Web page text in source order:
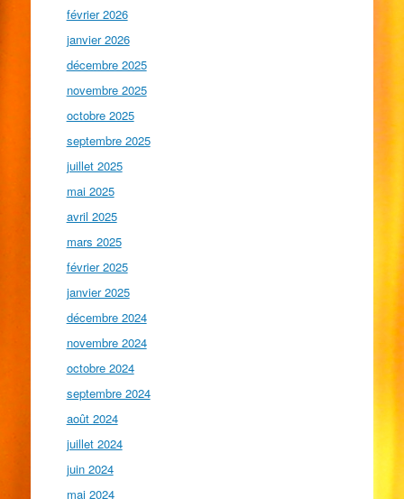
février 2026
janvier 2026
décembre 2025
novembre 2025
octobre 2025
septembre 2025
juillet 2025
mai 2025
avril 2025
mars 2025
février 2025
janvier 2025
décembre 2024
novembre 2024
octobre 2024
septembre 2024
août 2024
juillet 2024
juin 2024
mai 2024